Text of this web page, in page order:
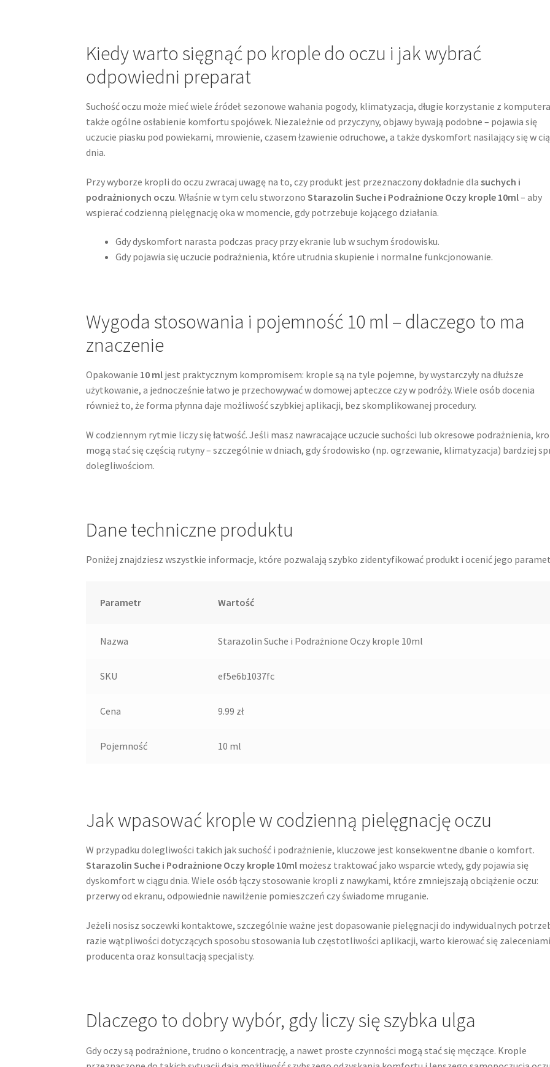
Kiedy warto sięgnąć po krople do oczu i jak wybrać
odpowiedni preparat
Suchość oczu może mieć wiele źródeł: sezonowe wahania pogody, klimatyzacja, długie korzystanie z
także ogólne osłabienie komfortu spojówek. Niezależnie od przyczyny, objawy bywają podobne – pojawia się
uczucie piasku pod powiekami, mrowienie, czasem łzawienie odruchowe, a także dyskomfort nasilający się w
dnia.
Przy wyborze kropli do oczu zwracaj uwagę na to, czy produkt jest przeznaczony dokładnie dlasuchych i
podrażnionych oczu. Właśnie w tym celu stworzonoStarazolin Suche i Podrażnione Oczy krople 10ml– aby
wspierać codzienną pielęgnację oka w momencie, gdy potrzebuje kojącego działania.
Gdy dyskomfort narasta podczas pracy przy ekranie lub w suchym środowisku.
Gdy pojawia się uczucie podrażnienia, które utrudnia skupienie i normalne funkcjonowanie.
Wygoda stosowania i pojemność 10 ml – dlaczego to ma
znaczenie
Opakowanie 10 ml jest praktycznym kompromisem: krople są na tyle pojemne, by wystarczyły na dłuższe
użytkowanie, a jednocześnie łatwo je przechowywać w domowej apteczce czy w podróży. Wiele osób docenia
również to, że forma płynna daje możliwość szybkiej aplikacji, bez skomplikowanej procedury.
W codziennym rytmie liczy się łatwość. Jeśli masz nawracające uczucie suchości lub okresowe podrażnienia,
mogą stać się częścią rutyny – szczególnie w dniach, gdy środowisko (np. ogrzewanie, klimatyzacja) bardziej
dolegliwościom.
Dane techniczne produktu
Poniżej znajdziesz wszystkie informacje, które pozwalają szybko zidentyfikować produkt i ocenić jego
Parametr Wartość
Nazwa Starazolin Suche i Podrażnione Oczy krople 10ml
SKU ef5e6b1037fc
Cena 9.99 zł
Pojemność 10 ml
Jak wpasować krople w codzienną pielęgnację oczu
W przypadku dolegliwości takich jak suchość i podrażnienie, kluczowe jest konsekwentne dbanie o komfort.
Starazolin Suche i Podrażnione Oczy krople 10ml możesz traktować jako wsparcie wtedy, gdy pojawia się
dyskomfort w ciągu dnia. Wiele osób łączy stosowanie kropli z nawykami, które zmniejszają obciążenie oczu:
przerwy od ekranu, odpowiednie nawilżenie pomieszczeń czy świadome mruganie.
Jeżeli nosisz soczewki kontaktowe, szczególnie ważne jest dopasowanie pielęgnacji do indywidualnych
razie wątpliwości dotyczących sposobu stosowania lub częstotliwości aplikacji, warto kierować się
producenta oraz konsultacją specjalisty.
Dlaczego to dobry wybór, gdy liczy się szybka ulga
Gdy oczy są podrażnione, trudno o koncentrację, a nawet proste czynności mogą stać się męczące. Krople